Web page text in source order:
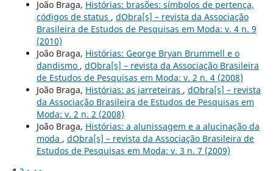
João Braga, Histórias: brasões: símbolos de pertença,
códigos de status , dObra[s] – revista da Associação
Brasileira de Estudos de Pesquisas em Moda: v. 4 n. 9
(2010)
João Braga, Histórias: George Bryan Brummell e o
dandismo , dObra[s] – revista da Associação Brasileira
de Estudos de Pesquisas em Moda: v. 2 n. 4 (2008)
João Braga, Histórias: as jarreteiras , dObra[s] – revista
da Associação Brasileira de Estudos de Pesquisas em
Moda: v. 2 n. 2 (2008)
João Braga, Histórias: a alunissagem e a alucinação da
moda , dObra[s] – revista da Associação Brasileira de
Estudos de Pesquisas em Moda: v. 3 n. 7 (2009)